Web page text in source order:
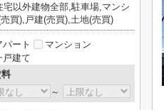
宅以外建物全部,駐車場,マンシ
売買),戸建(売買),土地(売買)
パート
マンション
戸建て
～